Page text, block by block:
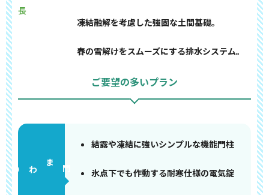
長
凍結融解を考慮した強固な土間基礎。
春の雪解けをスムーズにする排水システム。
ご要望の多いプラン
門まわり
結露や凍結に強いシンプルな機能門柱
氷点下でも作動する耐寒仕様の電気錠